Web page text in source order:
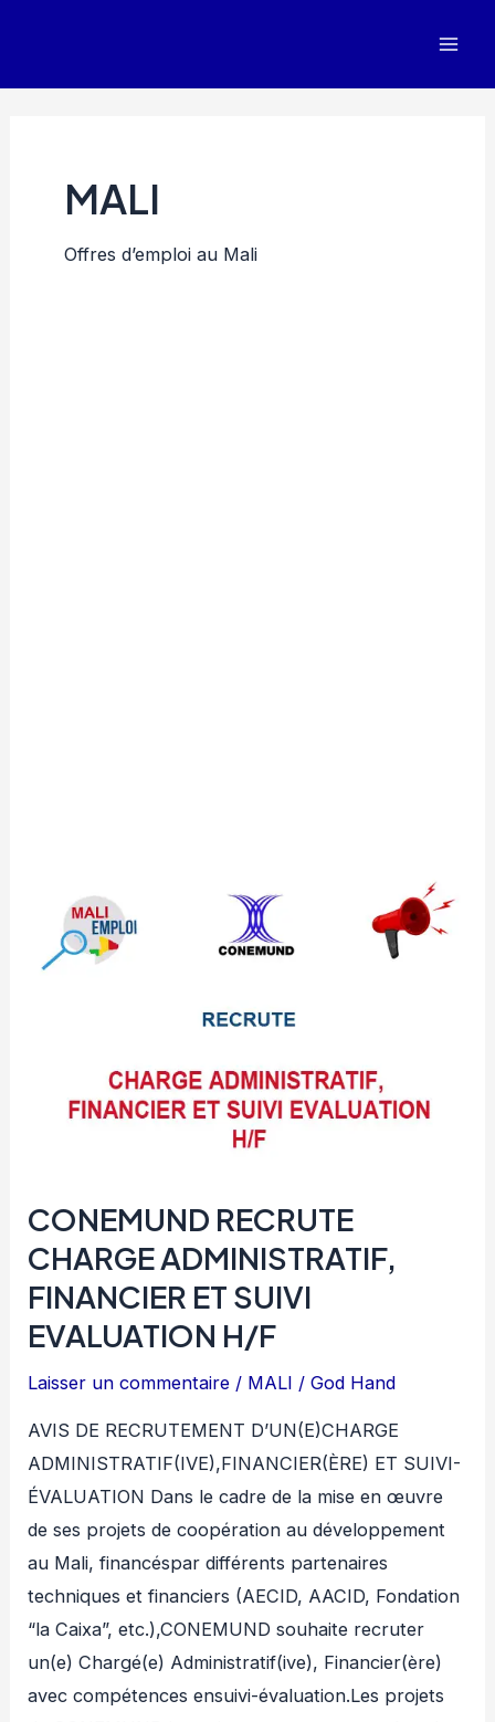
MALI
Offres d’emploi au Mali
CONEMUND RECRUTE
CHARGE ADMINISTRATIF,
FINANCIER ET SUIVI
EVALUATION H/F
Laisser un commentaire / MALI /God Hand
AVIS DE RECRUTEMENT D’UN(E)CHARGE
ADMINISTRATIF(IVE),FINANCIER(ÈRE) ET SUIVI-
ÉVALUATION Dans le cadre de la mise en œuvre
de ses projets de coopération au développement
au Mali, financéspar différents partenaires
techniques et financiers (AECID, AACID, Fondation
“la Caixa”, etc.),CONEMUND souhaite recruter
un(e) Chargé(e) Administratif(ive), Financier(ère)
avec compétences ensuivi-évaluation.Les projets